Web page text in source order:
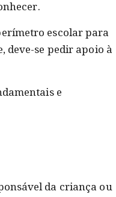
escolar para
deve-se pedir apoio à
e
da criança ou